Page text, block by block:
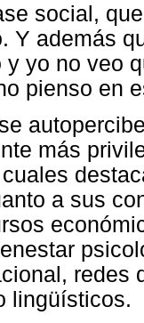
social,
Y además
y yo no veo
pienso en
más
a sus
redes
lingüísticos.